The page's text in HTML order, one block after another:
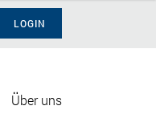
LOGIN
Über uns